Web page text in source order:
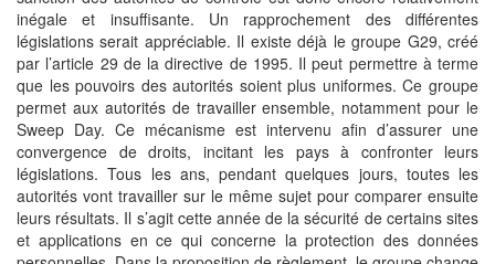
inégale et insuffisante. Un rapprochement des différentes
législations serait appréciable. Il existe déjà le groupe G29, créé
par l’article 29 de la directive de 1995. Il peut permettre à terme
que les pouvoirs des autorités soient plus uniformes. Ce groupe
permet aux autorités de travailler ensemble, notamment pour le
Sweep Day. Ce mécanisme est intervenu afin d’assurer une
convergence de droits, incitant les pays à confronter leurs
législations. Tous les ans, pendant quelques jours, toutes les
autorités vont travailler sur le même sujet pour comparer ensuite
leurs résultats. Il s’agit cette année de la sécurité de certains sites
et applications en ce qui concerne la protection des données